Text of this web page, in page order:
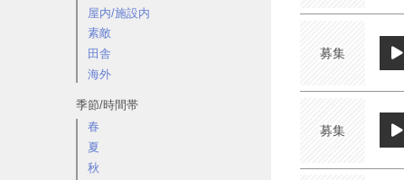
屋内/施設内
素敵
田舎
海外
季節/時間帯
春
夏
秋
募集
募集